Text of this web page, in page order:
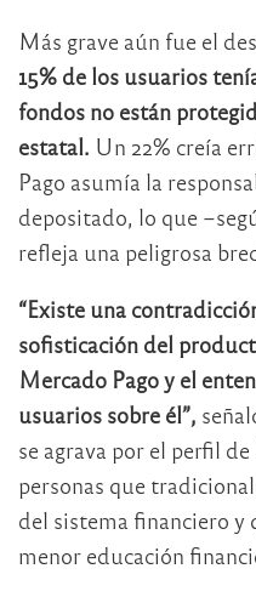
Más grave aún fue el
15% de los usuarios
fondos no están
estatal. Un 22% creía
Pago asumía la
depositado, lo que
refleja una peligrosa
“Existe una
sofisticación del
Mercado Pago y el
usuarios sobre él”,
se agrava por el perfil
personas que
del sistema financiero y
menor educación